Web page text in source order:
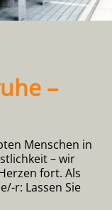
–
Menschen in
– wir
fort. Als
r: Lassen Sie